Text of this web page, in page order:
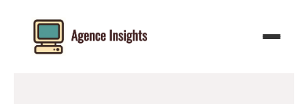
contenu